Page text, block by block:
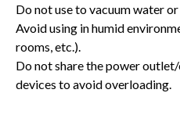
Do not use to vacuum water or
Avoid using in humid
rooms, etc.).
Do not share the power
devices to avoid overloading.